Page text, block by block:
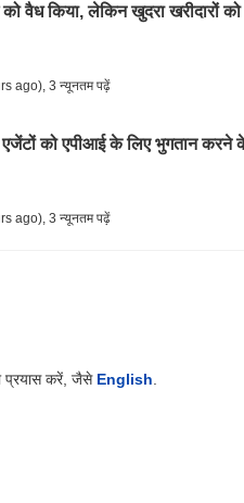
वैध किया, लेकिन खुदरा खरीदारों
ago) 3 न्यूनतम पढ़ें
को एपीआई के लिए भुगतान करने के
ago) 3 न्यूनतम पढ़ें
प्रयास करें, जैसे English